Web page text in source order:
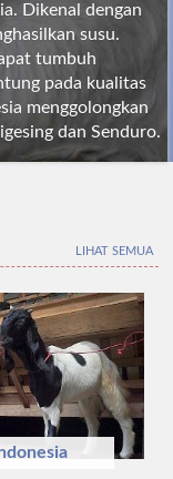
Dikenal dengan
susu.
tumbuh
pada kualitas
menggolongkan
dan Senduro.
LIHAT SEMUA